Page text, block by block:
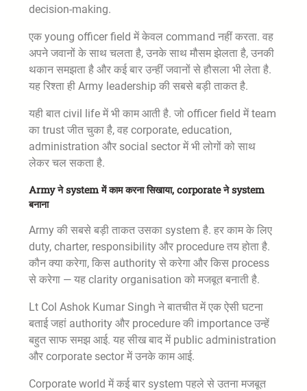
decision-making.
एक young officer field में केवल command नहीं करता. वह
अपने जवानों के साथ चलता है, उनके साथ मौसम झेलता है, उनकी
थकान समझता है और कई बार उन्हीं जवानों से हौसला भी लेता है.
यह रिश्ता ही Army leadership की सबसे बड़ी ताकत है.
यही बात civil life में भी काम आती है. जो officer field में team
का trust जीत चुका है, वह corporate, education,
administration और social sector में भी लोगों को साथ
लेकर चल सकता है.
Army ने system में काम करना सिखाया, corporate ने system
बनाना
Army की सबसे बड़ी ताकत उसका system है. हर काम के लिए
duty, charter, responsibility और procedure तय होता है.
कौन क्या करेगा, किस authority से करेगा और किस process
से करेगा — यह clarity organisation को मजबूत बनाती है.
Lt Col Ashok Kumar Singh ने बातचीत में एक ऐसी घटना
बताई जहां authority और procedure की importance उन्हें
बहुत साफ समझ आई. यह सीख बाद में public administration
और corporate sector में उनके काम आई.
Corporate world में कई बार system पहले से उतना मजबूत